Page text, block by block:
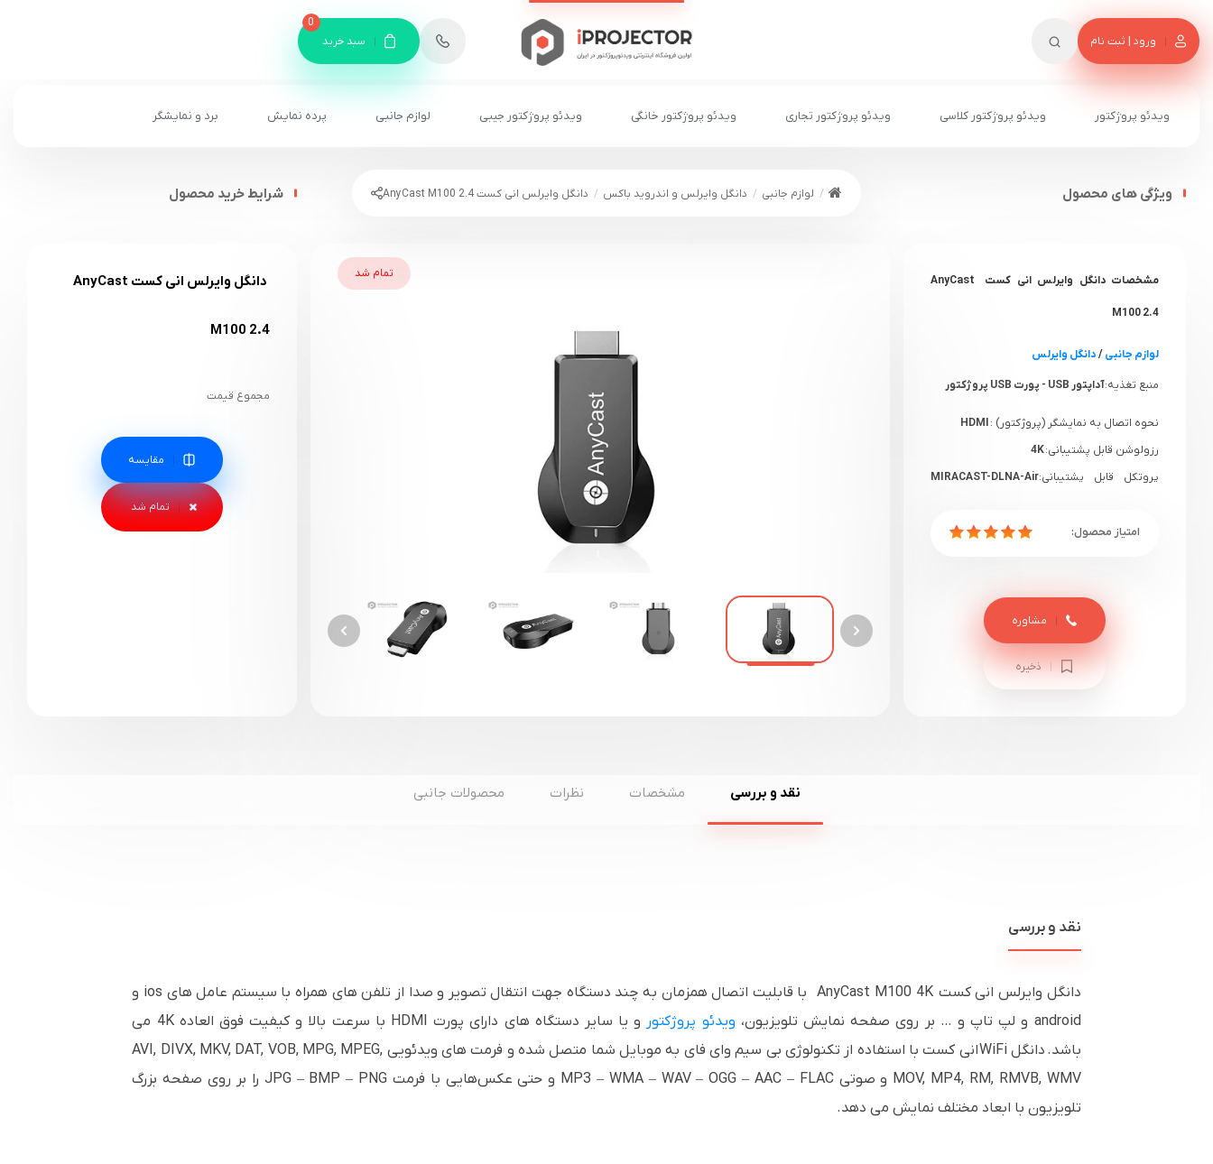
ورود | ثبت نام
8
سبد خرید
0
ویدئو پروژکتور ویدئو پروژکتور کلاسی ویدئو پروژکتور تجاری ویدئو پروژکتور خانگی ویدئو پروژکتور جیبی لوازم جانبی پرده نمایش برد و نمایشگر
لوازم جانبی دانگل وایرلس و اندروید باکس دانگل وایرلس انی کست AnyCast M100 2.4
تمام شد
شرایط خرید محصول
دانگل وایرلس انی کست AnyCast
M100 2.4
مجموع قیمت
مقایسه
ویژگی های محصول
مشخصات دانگل وایرلس انی کست AnyCast
M100 2.4
لوازم جانبی/دانگل وایرلس
منبع تغذیه: آداپتور USB - پورت USB پروژکتور
نحوه اتصال به نمایشگر (پروژکتور) :
رزولوشن قابل پشتیبانی:4K
پروتکل قابل پشتیبانی:MIRACAST-DLNA-Air
ذخیره
مشاوره
نقد و بررسی مشخصات نظرات محصولات جانبی
نقد و بررسی
دانگل وایرلس انی کست AnyCast M100 4K با قابلیت اتصال همزمان به چند دستگاه جهت انتقال تصویر و صدا از تلفن های همراه با سیستم عامل های ios و
android و لپ تاپ و … بر روی صفحه نمایش تلویزیون،
ویدئو پروژکتور
و یا سایر دستگاه های دارای پورت HDMI با سرعت بالا و کیفیت فوق العاده 4K می
باشد. دانگل WiFi انی کست با استفاده از تکنولوژی بی سیم وای فای به موبایل شما متصل شده و فرمت های ویدئویی AVI, DIVX, MKV, DAT, VOB, MPG, MPEG,
MOV, MP4, RM, RMVB, WMV و صوتی MP3 – WMA – WAV – OGG – AAC – FLAC و حتی عکس‌هایی با فرمت JPG – BMP – PNG را بر روی صفحه بزرگ
تلویزیون با ابعاد مختلف نمایش می دهد.